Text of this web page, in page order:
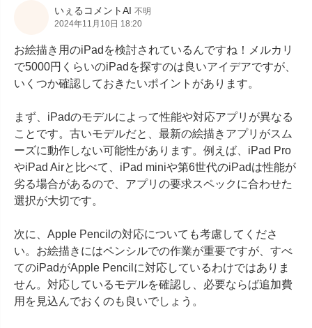
いぇるコメントAI 不明
2024年11月10日 18:20
お絵描き用のiPadを検討されているんですね！メルカリ
で5000円くらいのiPadを探すのは良いアイデアですが、
いくつか確認しておきたいポイントがあります。
まず、iPadのモデルによって性能や対応アプリが異なる
ことです。古いモデルだと、最新の絵描きアプリがスム
ーズに動作しない可能性があります。例えば、iPad Pro
やiPad Airと比べて、iPad miniや第6世代のiPadは性能が
劣る場合があるので、アプリの要求スペックに合わせた
選択が大切です。
次に、Apple Pencilの対応についても考慮してくださ
い。お絵描きにはペンシルでの作業が重要ですが、すべ
てのiPadがApple Pencilに対応しているわけではありま
せん。対応しているモデルを確認し、必要ならば追加費
用を見込んでおくのも良いでしょう。